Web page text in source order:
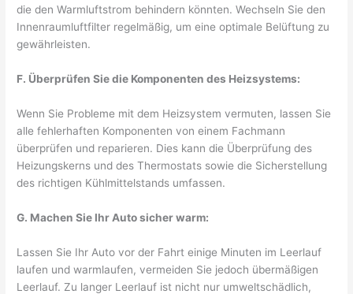
die den Warmluftstrom behindern könnten. Wechseln Sie den
Innenraumluftfilter regelmäßig, um eine optimale Belüftung zu
gewährleisten.
F. Überprüfen Sie die Komponenten des Heizsystems:
Wenn Sie Probleme mit dem Heizsystem vermuten, lassen Sie
alle fehlerhaften Komponenten von einem Fachmann
überprüfen und reparieren. Dies kann die Überprüfung des
Heizungskerns und des Thermostats sowie die Sicherstellung
des richtigen Kühlmittelstands umfassen.
G. Machen Sie Ihr Auto sicher warm:
Lassen Sie Ihr Auto vor der Fahrt einige Minuten im Leerlauf
laufen und warmlaufen, vermeiden Sie jedoch übermäßigen
Leerlauf. Zu langer Leerlauf ist nicht nur umweltschädlich,